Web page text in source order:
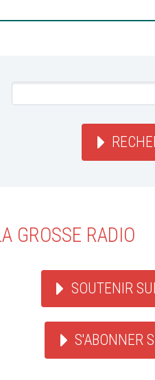
GROSSE RADIO
SOUTENIR
S'ABONNER